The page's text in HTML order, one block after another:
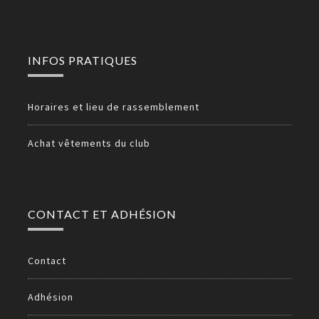
INFOS PRATIQUES
Horaires et lieu de rassemblement
Achat vêtements du club
CONTACT ET ADHÉSION
Contact
Adhésion